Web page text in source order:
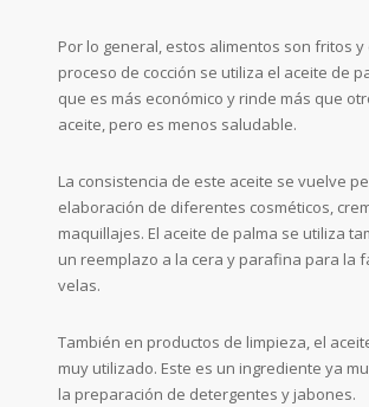
Por lo general, estos alimentos son fritos y
proceso de cocción se utiliza el aceite de
que es más económico y rinde más que
aceite, pero es menos saludable.
La consistencia de este aceite se vuelve
elaboración de diferentes cosméticos,
maquillajes. El aceite de palma se utiliza
un reemplazo a la cera y parafina para la
velas.
También en productos de limpieza, el
muy utilizado. Este es un ingrediente ya
la preparación de detergentes y jabones.